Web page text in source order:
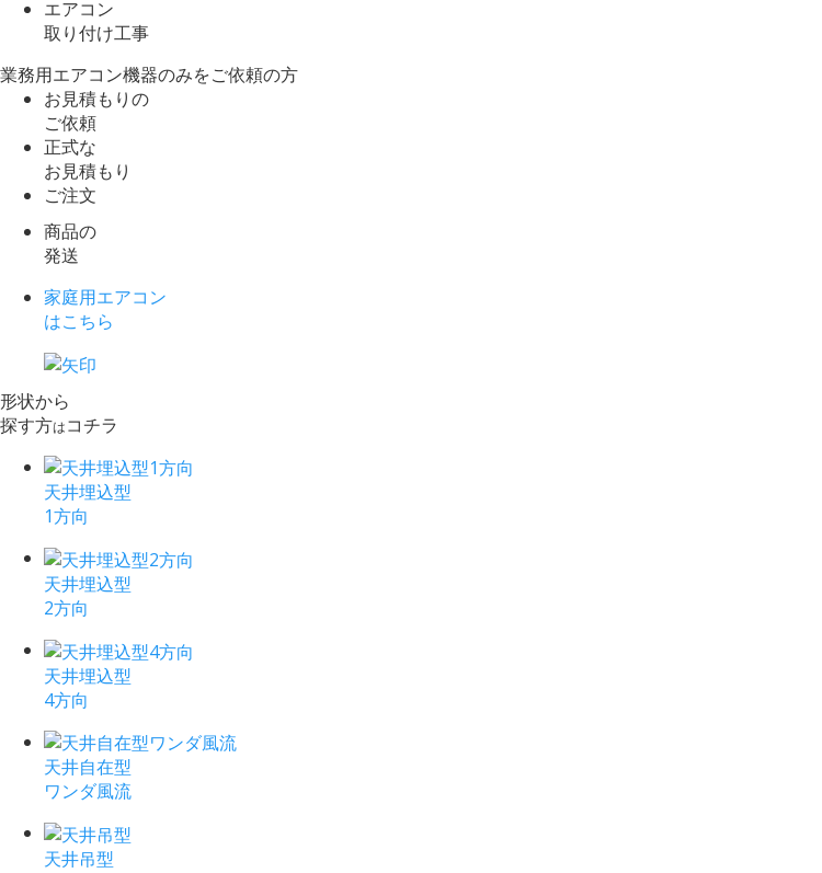
エアコン
取り付け工事
業務用エアコン機器のみをご依頼の方
お見積もりの
ご依頼
正式な
お見積もり
ご注文
商品の
発送
家庭用エアコン
はこちら
形状から
探す方はコチラ
天井埋込型
1方向
天井埋込型
2方向
天井埋込型
4方向
天井自在型
ワンダ風流
天井吊型